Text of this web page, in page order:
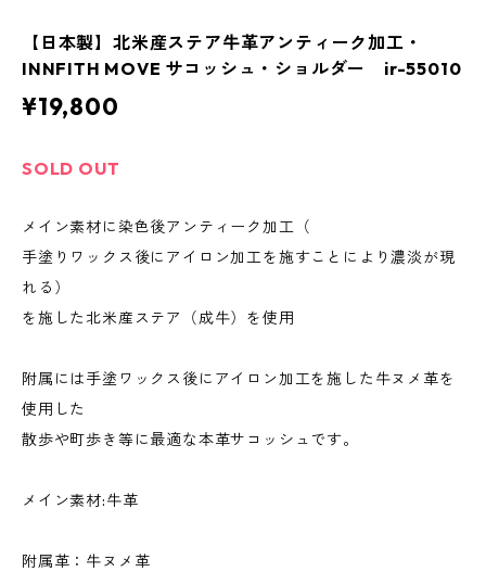
【日本製】北米産ステア牛革アンティーク加工・
INNFITH MOVE サコッシュ・ショルダー ir-55010
¥19,800
SOLD OUT
メイン素材に染色後アンティーク加工（
手塗りワックス後にアイロン加工を施すことにより濃淡が現
れる）
を施した北米産ステア（成牛）を使用
附属には手塗ワックス後にアイロン加工を施した牛ヌメ革を
使用した
散歩や町歩き等に最適な本革サコッシュです。
メイン素材:牛革
附属革：牛ヌメ革